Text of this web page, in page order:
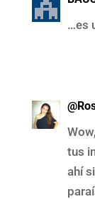
…es
tus
ahí